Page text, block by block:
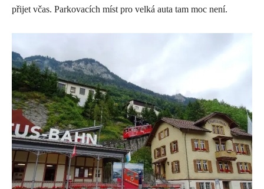
přijet včas. Parkovacích míst pro velká auta tam moc není.